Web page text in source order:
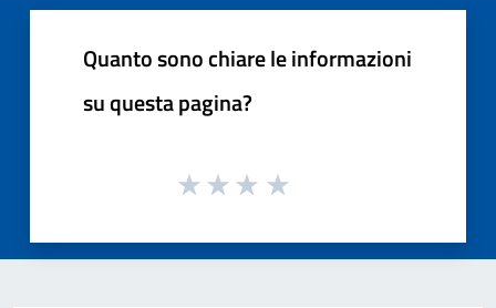
Quanto sono chiare le informazioni
su questa pagina?